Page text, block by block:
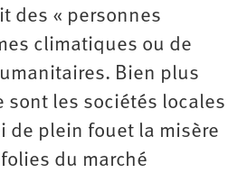
des « personnes
climatiques ou de
Bien plus
sont les sociétés locales
de plein fouet la misère
du marché